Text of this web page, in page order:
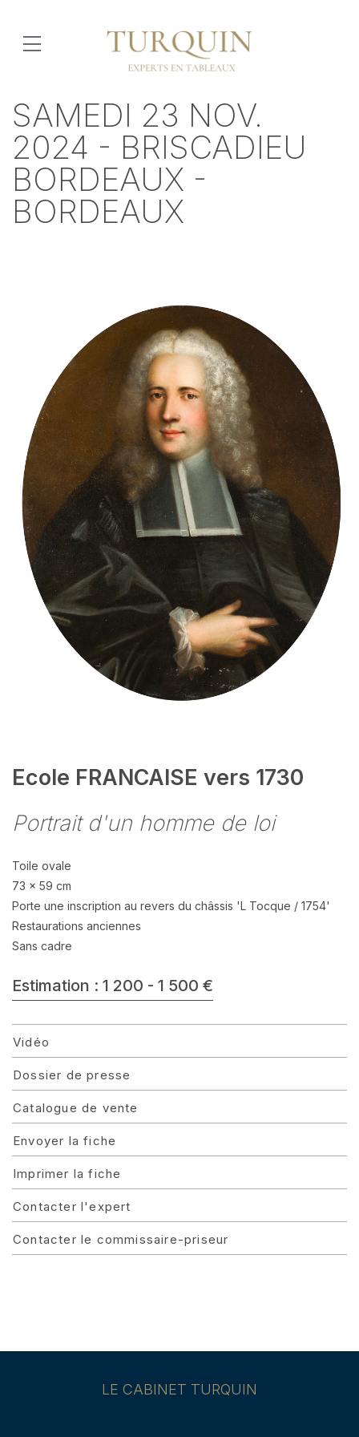
SAMEDI 23 NOV.
2024 - BRISCADIEU
BORDEAUX -
BORDEAUX
Ecole FRANCAISE vers 1730
Portrait d'un homme de loi
Toile ovale
73 x 59 cm
Porte une inscription au revers du châssis 'L Tocque / 1754'
Restaurations anciennes
Sans cadre
Estimation : 1 200 - 1 500 €
Vidéo
Dossier de presse
Catalogue de vente
Envoyer la fiche
Imprimer la fiche
Contacter l'expert
Contacter le commissaire-priseur
LE CABINET TURQUIN